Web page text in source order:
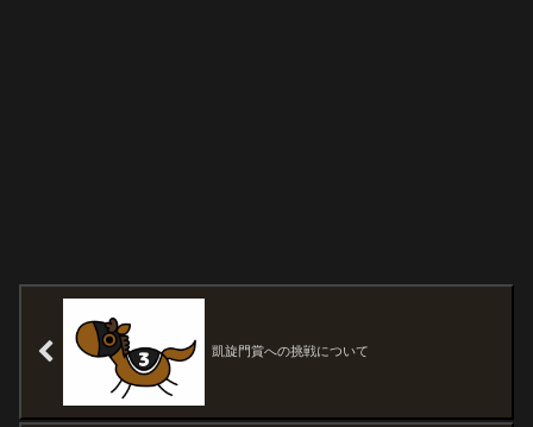
凱旋門賞への挑戦について